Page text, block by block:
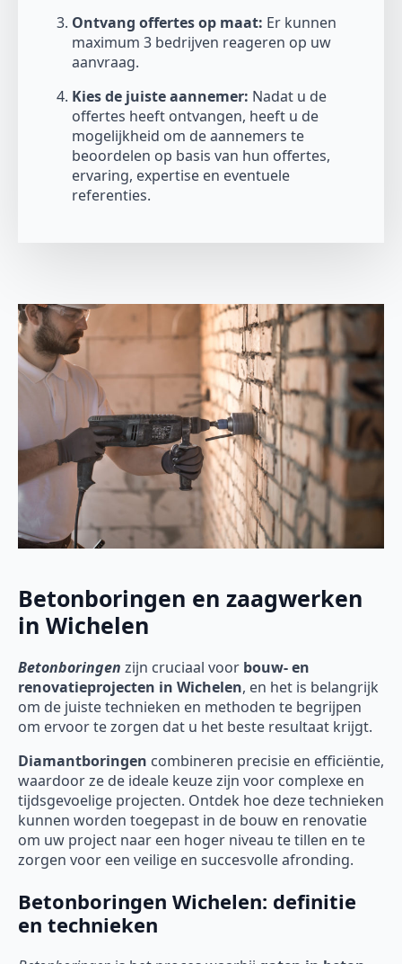
Ontvang offertes op maat: Er kunnen
maximum 3 bedrijven reageren op uw
aanvraag.
Kies de juiste aannemer: Nadat u de
offertes heeft ontvangen, heeft u de
mogelijkheid om de aannemers te
beoordelen op basis van hun offertes,
ervaring, expertise en eventuele
referenties.
Betonboringen en zaagwerken
in Wichelen
Betonboringen zijn cruciaal voor bouw- en
renovatieprojecten in Wichelen, en het is belangrijk
om de juiste technieken en methoden te begrijpen
om ervoor te zorgen dat u het beste resultaat krijgt.
Diamantboringen combineren precisie en efficiëntie,
waardoor ze de ideale keuze zijn voor complexe en
tijdsgevoelige projecten. Ontdek hoe deze technieken
kunnen worden toegepast in de bouw en renovatie
om uw project naar een hoger niveau te tillen en te
zorgen voor een veilige en succesvolle afronding.
Betonboringen Wichelen: definitie
en technieken